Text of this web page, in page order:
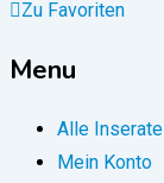
Zu Favoriten
Menu
Alle Inserate
Mein Konto